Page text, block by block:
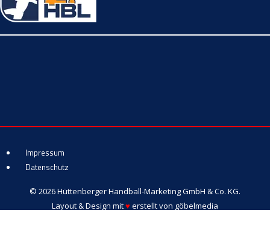
Impressum
Datenschutz
© 2026 Hüttenberger Handball-Marketing GmbH & Co. KG.
Layout & Design mit♥ erstellt von göbelmedia